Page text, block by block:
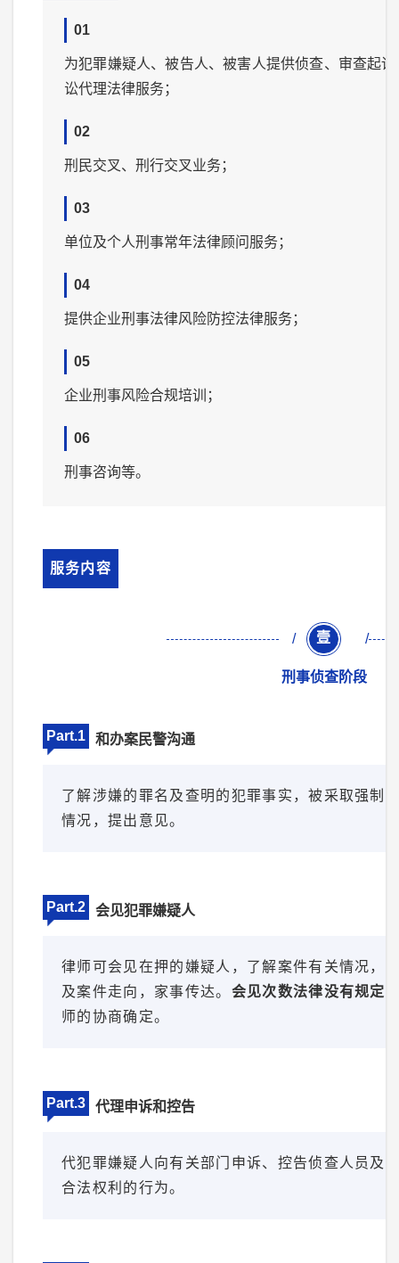
01
为犯罪嫌疑人、被告人、被害人提供侦查、审查起
讼代理法律服务；
02
刑民交叉、刑行交叉业务；
03
单位及个人刑事常年法律顾问服务；
04
提供企业刑事法律风险防控法律服务；
05
企业刑事风险合规培训；
06
刑事咨询等。
服务内容
/ 壹 /
刑事侦查阶段
Part.1 和办案民警沟通
了解涉嫌的罪名及查明的犯罪事实，被采取强制
情况，提出意见。
Part.2 会见犯罪嫌疑人
律师可会见在押的嫌疑人，了解案件有关情况，
及案件走向，家事传达。 会见次数法律没有规定
师的协商确定。
Part.3 代理申诉和控告
代犯罪嫌疑人向有关部门申诉、控告侦查人员及
合法权利的行为。